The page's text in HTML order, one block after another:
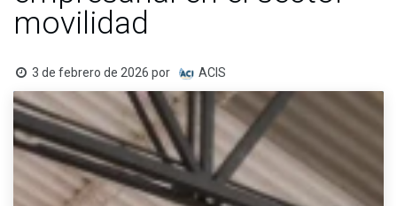
movilidad
3 de febrero de 2026 por ACIS